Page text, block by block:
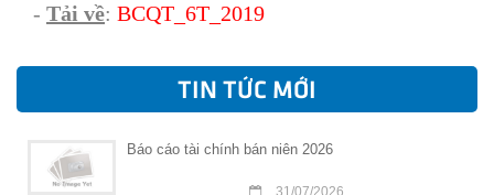
- Tải về: BCQT_6T_2019
TIN TỨC MỚI
Báo cáo tài chính bán niên 2026
31/07/2026